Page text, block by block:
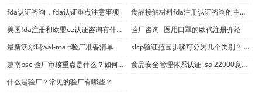
fda认证咨询，fda认证重点注意事项
食品接触材料fda注册认证咨询的主要标准
美国fda注册和欧盟ce认证咨询有什么区别
验厂咨询--医用口罩的欧代注册介绍
最新沃尔玛wal-mart验厂准备清单
slcp验证范围步骤可分为几个类别？ slcp的管理系统要求？
越南bsci验厂审核重点是什么？如何快速通过越南bsci验厂审核？
食品安全管理体系认证 iso 22000意味着什么
什么是验厂？常见的验厂有哪些？